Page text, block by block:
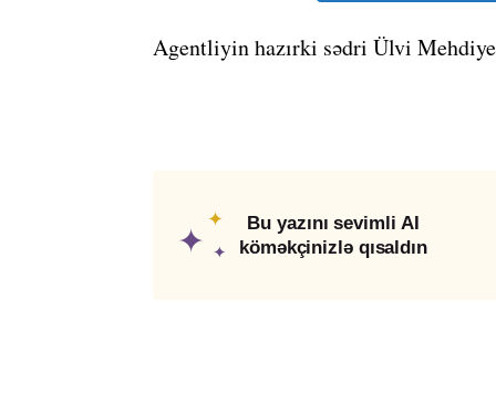
Agentliyin hazırki sədri Ülvi
✦
✦
✦
Bu yazını sevimli AI
köməkçinizlə qısaldın